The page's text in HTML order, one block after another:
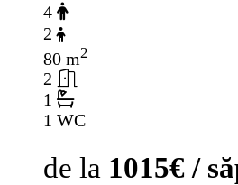
4
2
80 m2
2
1
1 WC
de la 1015€ /